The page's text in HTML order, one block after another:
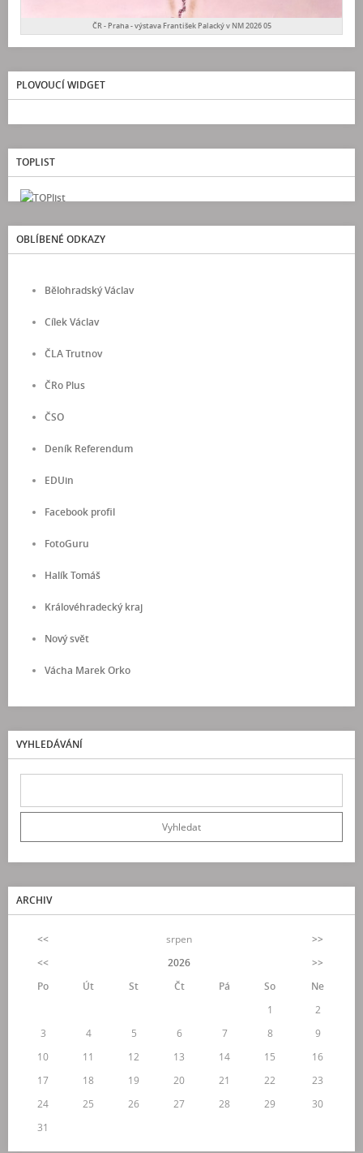
ČR - Praha - výstava František Palacký v NM 2026 05
PLOVOUCÍ WIDGET
TOPLIST
OBLÍBENÉ ODKAZY
Bělohradský Václav
Cílek Václav
ČLA Trutnov
ČRo Plus
ČSO
Deník Referendum
EDUin
Facebook profil
FotoGuru
Halík Tomáš
Královéhradecký kraj
Nový svět
Vácha Marek Orko
VYHLEDÁVÁNÍ
ARCHIV
<< srpen
>>
<<
2026
>>
Po
Út St Čt Pá So
Ne
1
2
3
4 5 6 7 8
9
10
11 12 13 14 15
16
17
18 19 20 21 22
23
24
25 26 27 28 29
30
31